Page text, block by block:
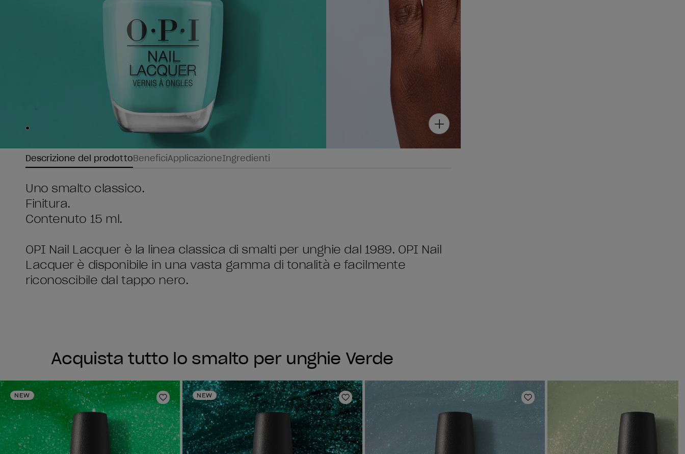
Skip to slide
Descrizione del prodottoBeneficiApplicazioneIngredienti
Uno smalto classico.
Finitura.
Contenuto 15 ml.
OPI Nail Lacquer è la linea classica di smalti per unghie dal 1989. OPI Nail
Lacquer è disponibile in una vasta gamma di tonalità e facilmente
riconoscibile dal tappo nero.
Acquista tutto lo smalto per unghie Verde
NEW
Aggiungi alla lista dei desideri
NEW
Aggiungi alla lista dei desideri Aggiungi alla lista dei desideri